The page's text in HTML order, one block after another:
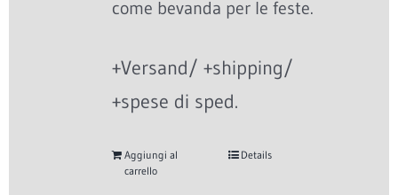
come bevanda per le feste.
+Versand/ +shipping/
+spese di sped.
Aggiungi al
carrello
Details